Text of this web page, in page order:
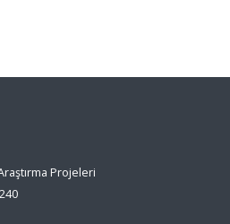
Projeleri